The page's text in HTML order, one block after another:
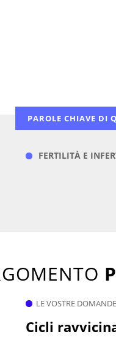
PAROLE CHIAVE DI
FERTILITÀ E
LE VOSTRE DOMANDE
Cicli